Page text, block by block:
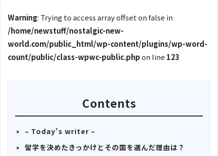
Warning: Trying to access array offset on false in
/home/newstuff/nostalgic-new-
world.com/public_html/wp-content/plugins/wp-word-
count/public/class-wpwc-public.phpon line 123
Contents
– Today’s writer –
留学を決めたきっかけとその国を選んだ理由は？